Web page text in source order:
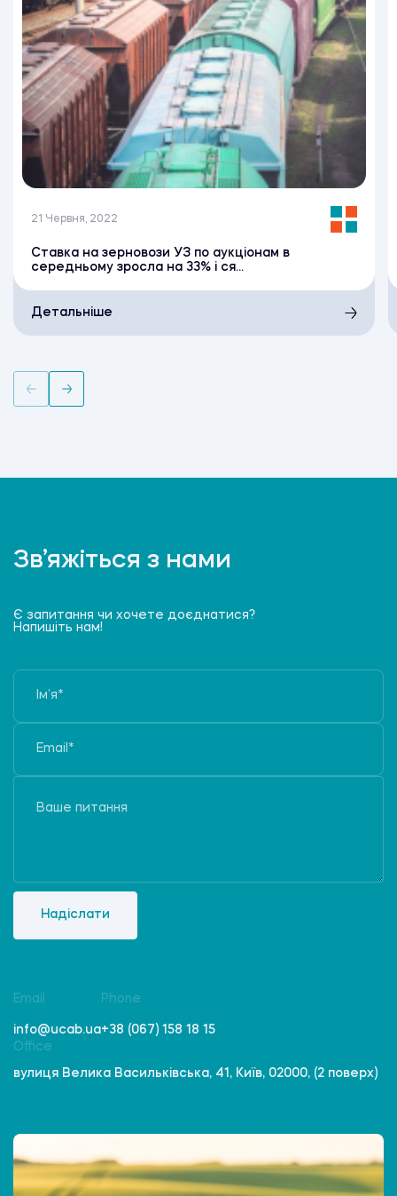
21 Червня, 2022
Ставка на зерновози УЗ по аукціонам в
середньому зросла на 33% і ся...
Детальніше
Зв’яжіться з нами
Є запитання чи хочете доєднатися?
Напишіть нам!
Надіслати
Email
info@ucab.ua
Phone
+38 (067) 158 18 15
Office
вулиця Велика Васильківська, 41, Київ, 02000, (2 поверх)